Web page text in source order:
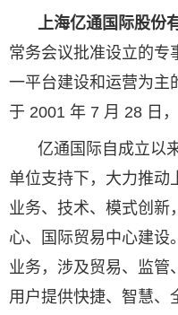
上海亿通国际股份
常务会议批准设立的专
一平台建设和运营为主
于 2001 年 7 月 28 日
亿通国际自成立以
单位支持下，大力推动
业务、技术、模式创新
心、国际贸易中心建设
业务，涉及贸易、监管
用户提供快捷、智慧、